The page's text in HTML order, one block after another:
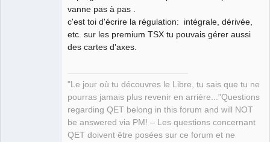
vanne pas à pas .
c'est toi d'écrire la régulation: intégrale, dérivée,
etc. sur les premium TSX tu pouvais gérer aussi
des cartes d'axes.
"Le jour où tu découvres le Libre, tu sais que tu ne
pourras jamais plus revenir en arrière..."Questions
regarding QET belong in this forum and will NOT
be answered via PM! – Les questions concernant
QET doivent être posées sur ce forum et ne